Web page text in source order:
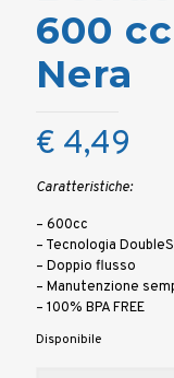
600
Nera
€ 4,49
Caratteristiche:
– 600cc
– Tecnologia
– Doppio flusso
– Manutenzione
– 100% BPA FREE
Disponibile